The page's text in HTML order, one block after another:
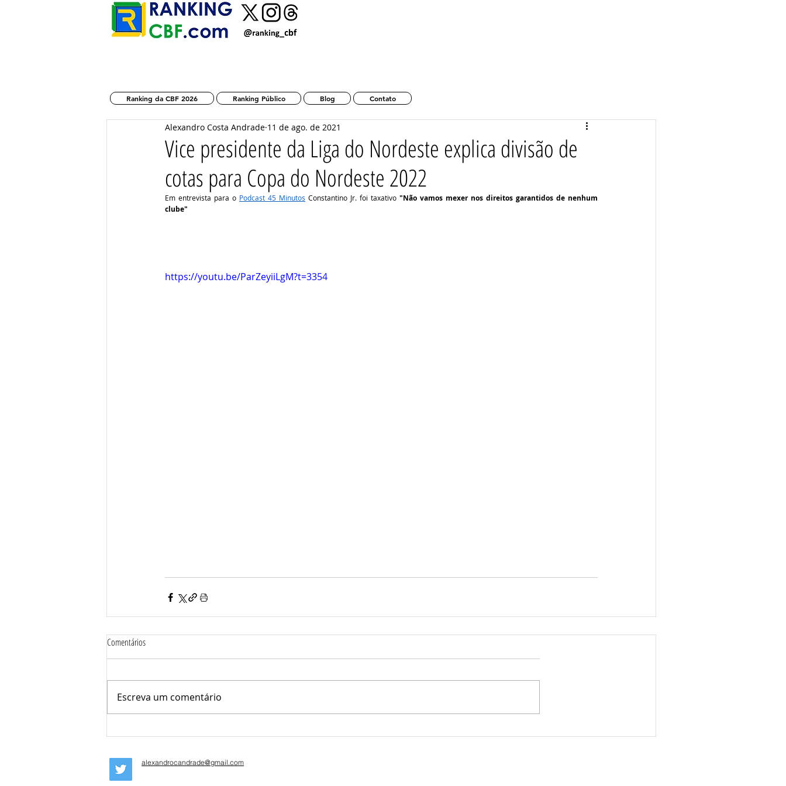
Ranking da CBF 2026 Ranking Público Blog Contato
Vice presidente da Liga do Nordeste explica divisão de
cotas para Copa do Nordeste 2022
Alexandro Costa Andrade 11 de ago. de 2021
Em entrevista para o Podcast 45 Minutos Constantino Jr. foi taxativo "Não vamos mexer nos direitos garantidos de nenhum
clube"
https://youtu.be/ParZeyiiLgM?t=3354
Comentários
Escreva um comentário
alexandrocandrade@gmail.com